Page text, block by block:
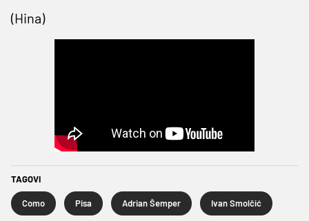
(Hina)
TAGOVI
Como Pisa Adrian Šemper Ivan Smolčić